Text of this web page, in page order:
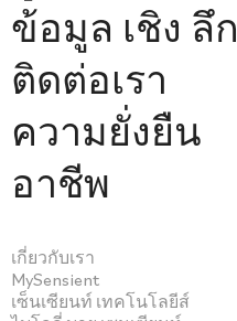
ข้อมูล เชิง ลึก
ติดต่อเรา
ความยั่งยืน
อาชีพ
เกี่ยวกับเรา
MySensient
เซ็นเซียนท์ เทคโนโลยีส์